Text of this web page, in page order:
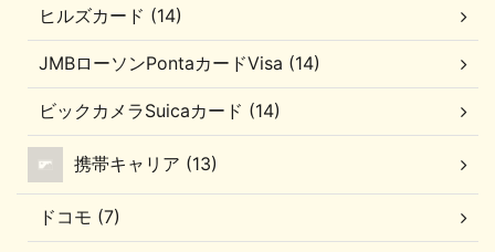
ヒルズカード (14)
JMBローソンPontaカードVisa (14)
ビックカメラSuicaカード (14)
携帯キャリア (13)
ドコモ (7)